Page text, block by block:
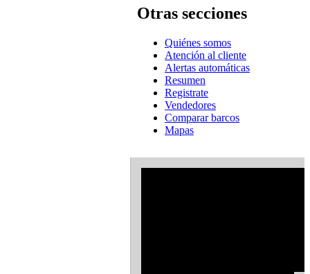
Otras secciones
Quiénes somos
Atención al cliente
Alertas automáticas
Resumen
Registrate
Vendedores
Comparar barcos
Mapas